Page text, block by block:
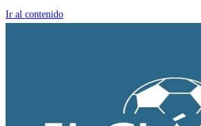
Ir al contenido